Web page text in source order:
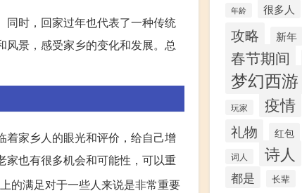
同时，回家过年也代表了一种传统
景，感受家乡的变化和发展。总
家乡人的眼光和评价，给自己增
家也有很多机会和可能性，可以重
的满足对于一些人来说是非常重要
年龄 很多人
攻略 新年
春节期间
梦幻西游
玩家 疫情
礼物 红包
词人 诗人
都是 长辈